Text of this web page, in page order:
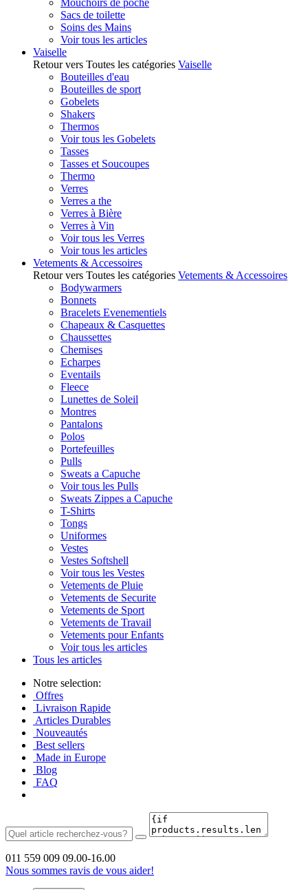
Mouchoirs de poche
Sacs de toilette
Soins des Mains
Voir tous les articles
Vaiselle
Retour vers Toutes les catégories Vaiselle
Bouteilles d'eau
Bouteilles de sport
Gobelets
Shakers
Thermos
Voir tous les Gobelets
Tasses
Tasses et Soucoupes
Thermo
Verres
Verres a the
Verres à Bière
Verres à Vin
Voir tous les Verres
Voir tous les articles
Vetements & Accessoires
Retour vers Toutes les catégories Vetements & Accessoires
Bodywarmers
Bonnets
Bracelets Evenementiels
Chapeaux & Casquettes
Chaussettes
Chemises
Echarpes
Eventails
Fleece
Lunettes de Soleil
Montres
Pantalons
Polos
Portefeuilles
Pulls
Sweats a Capuche
Voir tous les Pulls
Sweats Zippes a Capuche
T-Shirts
Tongs
Uniformes
Vestes
Vestes Softshell
Voir tous les Vestes
Vetements de Pluie
Vetements de Securite
Vetements de Sport
Vetements de Travail
Vetements pour Enfants
Voir tous les articles
Tous les articles
Notre selection:
Offres
Livraison Rapide
Articles Durables
Nouveautés
Best sellers
Made in Europe
Blog
FAQ
011 559 009 09.00-16.00
Nous sommes ravis de vous aider!